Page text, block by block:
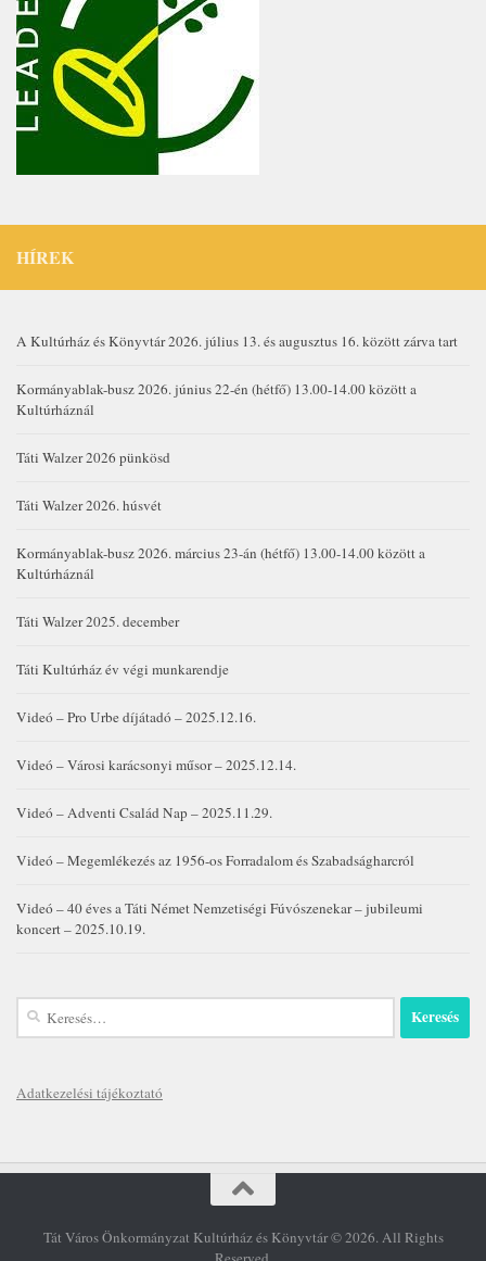
HÍREK
A Kultúrház és Könyvtár 2026. július 13. és augusztus 16. között zárva tart
Kormányablak-busz 2026. június 22-én (hétfő) 13.00-14.00 között a
Kultúrháznál
Táti Walzer 2026 pünkösd
Táti Walzer 2026. húsvét
Kormányablak-busz 2026. március 23-án (hétfő) 13.00-14.00 között a
Kultúrháznál
Táti Walzer 2025. december
Táti Kultúrház év végi munkarendje
Videó – Pro Urbe díjátadó – 2025.12.16.
Videó – Városi karácsonyi műsor – 2025.12.14.
Videó – Adventi Család Nap – 2025.11.29.
Videó – Megemlékezés az 1956-os Forradalom és Szabadságharcról
Videó – 40 éves a Táti Német Nemzetiségi Fúvószenekar – jubileumi
koncert – 2025.10.19.
Keresés:
Adatkezelési tájékoztató
Tát Város Önkormányzat Kultúrház és Könyvtár © 2026. All Rights